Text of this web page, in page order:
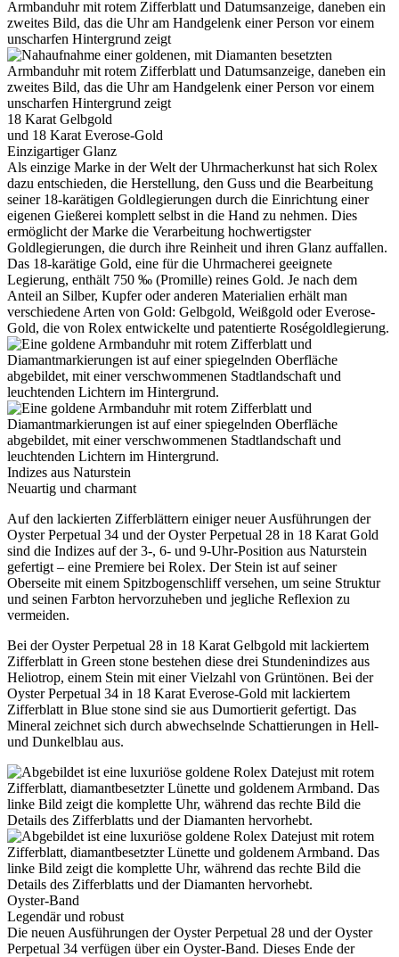
18 Karat Gelbgold
und 18 Karat Everose-Gold
Einzigartiger Glanz
Als einzige Marke in der Welt der Uhrmacherkunst hat sich Rolex
dazu entschieden, die Herstellung, den Guss und die Bearbeitung
seiner 18‑karätigen Goldlegierungen durch die Einrichtung einer
eigenen Gießerei komplett selbst in die Hand zu nehmen. Dies
ermöglicht der Marke die Verarbeitung hochwertigster
Goldlegierungen, die durch ihre Reinheit und ihren Glanz auffallen.
Das 18‑karätige Gold, eine für die Uhrmacherei geeignete
Legierung, enthält 750 ‰ (Promille) reines Gold. Je nach dem
Anteil an Silber, Kupfer oder anderen Materialien erhält man
verschiedene Arten von Gold: Gelbgold, Weißgold oder Everose-
Gold, die von Rolex entwickelte und patentierte Roségoldlegierung.
Indizes aus Naturstein
Neuartig und charmant
Auf den lackierten Zifferblättern einiger neuer Ausführungen der
Oyster Perpetual 34 und der Oyster Perpetual 28 in 18 Karat Gold
sind die Indizes auf der 3-, 6- und 9-Uhr-Position aus Naturstein
gefertigt – eine Premiere bei Rolex. Der Stein ist auf seiner
Oberseite mit einem Spitzbogenschliff versehen, um seine Struktur
und seinen Farbton hervorzuheben und jegliche Reflexion zu
vermeiden.
Bei der Oyster Perpetual 28 in 18 Karat Gelbgold mit lackiertem
Zifferblatt in Green stone bestehen diese drei Stundenindizes aus
Heliotrop, einem Stein mit einer Vielzahl von Grüntönen. Bei der
Oyster Perpetual 34 in 18 Karat Everose-Gold mit lackiertem
Zifferblatt in Blue stone sind sie aus Dumortierit gefertigt. Das
Mineral zeichnet sich durch abwechselnde Schattierungen in Hell-
und Dunkelblau aus.
Oyster-Band
Legendär und robust
Die neuen Ausführungen der Oyster Perpetual 28 und der Oyster
Perpetual 34 verfügen über ein Oyster-Band. Dieses Ende der